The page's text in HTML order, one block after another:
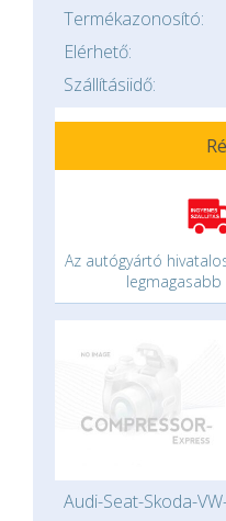
Termékazonosító:
Elérhető:
Szállításiidő:
Az autógyártó
Audi-Seat-Skoda-